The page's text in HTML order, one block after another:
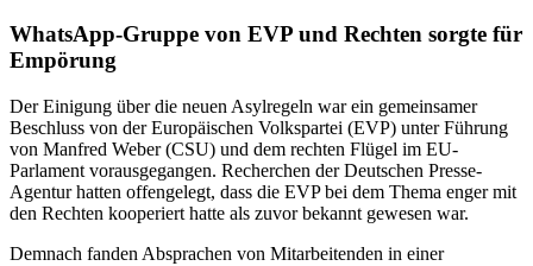
WhatsApp-Gruppe von EVP und Rechten sorgte für
Empörung
Der Einigung über die neuen Asylregeln war ein gemeinsamer
Beschluss von der Europäischen Volkspartei (EVP) unter Führung
von Manfred Weber (CSU) und dem rechten Flügel im EU-
Parlament vorausgegangen. Recherchen der Deutschen Presse-
Agentur hatten offengelegt, dass die EVP bei dem Thema enger mit
den Rechten kooperiert hatte als zuvor bekannt gewesen war.
Demnach fanden Absprachen von Mitarbeitenden in einer